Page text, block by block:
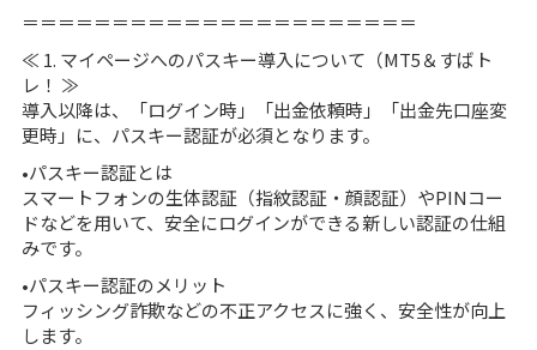
＝＝＝＝＝＝＝＝＝＝＝＝＝＝＝＝＝＝＝＝＝＝
≪ 1. マイページへのパスキー導入について（MT5＆すばト
レ！ ≫
導入以降は、「ログイン時」「出金依頼時」「出金先口座変
更時」に、パスキー認証が必須となります。
•パスキー認証とは
スマートフォンの生体認証（指紋認証・顔認証）やPINコー
ドなどを用いて、安全にログインができる新しい認証の仕組
みです。
•パスキー認証のメリット
フィッシング詐欺などの不正アクセスに強く、安全性が向上
します。